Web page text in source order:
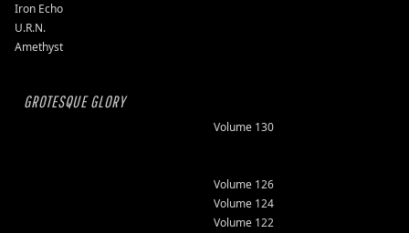
Iron Echo
U.R.N.
Amethyst
GROTESQUE GLORY
Volume 130
Volume 126
Volume 124
Volume 122